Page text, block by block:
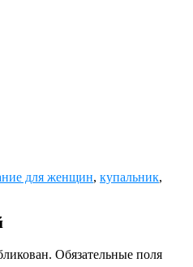
для женщин, купальник,
Обязательные поля